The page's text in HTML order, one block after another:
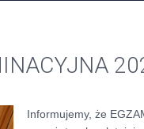
Informujemy, że